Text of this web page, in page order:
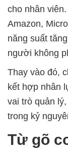
cho nhân
Amazon,
năng suất
người không
Thay vào đó,
kết hợp nhân
vai trò quản
trong kỷ
Từ gõ